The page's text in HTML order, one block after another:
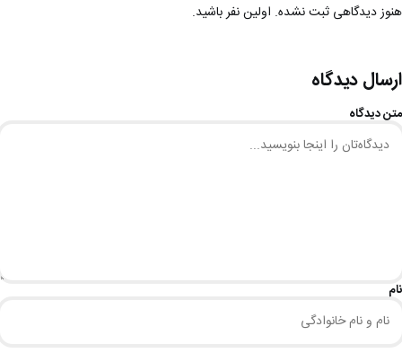
هنوز دیدگاهی ثبت نشده. اولین نفر باشید.
ارسال دیدگاه
متن دیدگاه
نام